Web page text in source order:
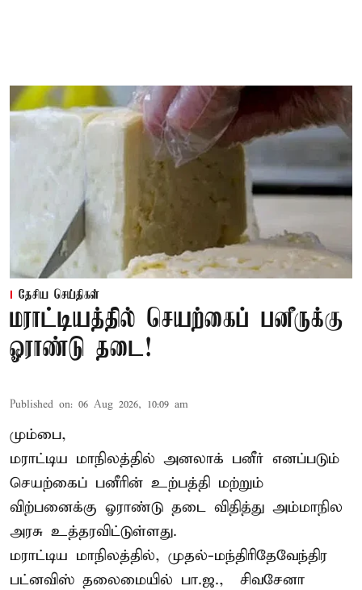
தேசிய செய்திகள்
மராட்டியத்தில் செயற்கைப் பனீருக்கு
ஓராண்டு தடை!
Published on: 06 Aug 2026, 10:09 am
மும்பை,
மராட்டிய மாநிலத்தில் அனலாக் பனீர் எனப்படும்
செயற்கைப் பனீரின் உற்பத்தி மற்றும்
விற்பனைக்கு ஓராண்டு தடை விதித்து அம்மாநில
அரசு உத்தரவிட்டுள்ளது.
மராட்டிய மாநிலத்தில், முதல்-மந்திரிதேவேந்திர
பட்னவிஸ் தலைமையில் பா.ஜ., – சிவசேனா –